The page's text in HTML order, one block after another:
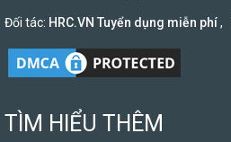
Đối tác: HRC.VN Tuyển dụng miễn phí,
TÌM HIỂU THÊM